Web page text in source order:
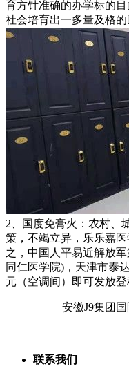
育方针准确的办学标的
社会培育出一多量及格
2、国度免膏火：农村、
策，不竭立异，乐乐嘉
之，中国人平易近解放
同仁医学院)，天津市泰
元（空调间）即可发放登
安徽J9集团
联系我们